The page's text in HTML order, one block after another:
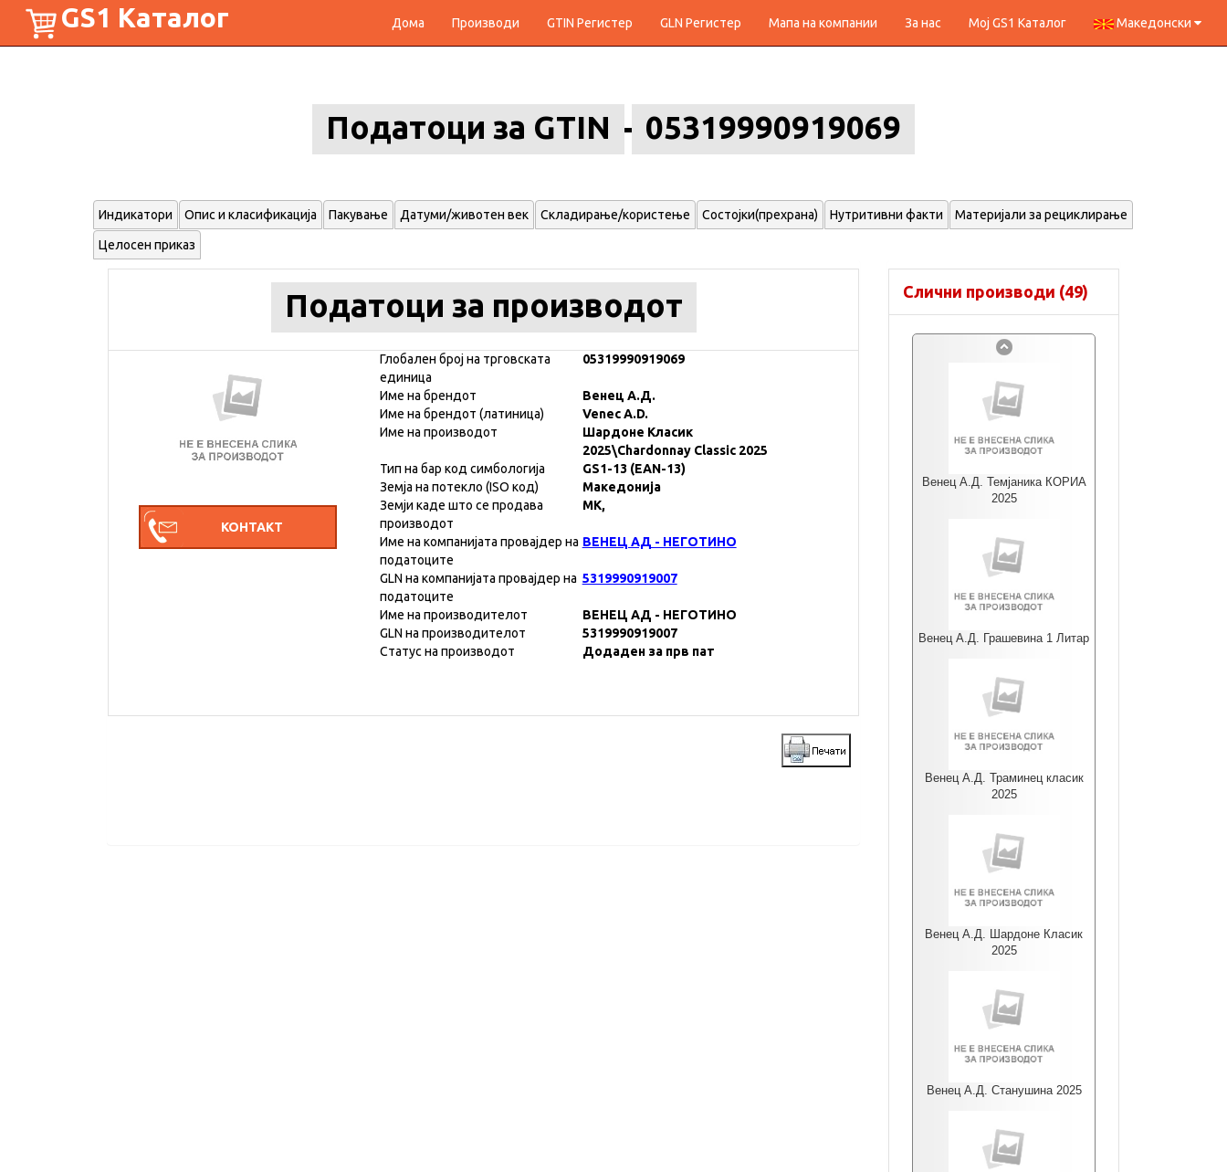
GS1 Каталог Дома Производи GTIN Регистер GLN Регистер Мапа на компании За нас Мој GS1 Каталог Македонски
Податоци за GTIN 05319990919069
Индикатори Опис и класификација Пакување Датуми/животен век Складирање/користење Состојки(прехрана) Нутритивни факти Материјали за рециклирање
Целосен приказ
Податоци за производот
Глобален број на трговската
единица
05319990919069
Име на брендот
Венец А.Д.
Име на брендот (латиница)
Venec A.D.
Име на производот
Шардоне Класик
2025\Chardonnay Classic 2025
Тип на бар код симбологија
GS1-13 (EAN-13)
Земја на потекло (ISO код)
Македонија
Земји каде што се продава
производот
MK,
Име на компанијата провајдер на
податоците
ВЕНЕЦ АД - НЕГОТИНО
GLN на компанијата провајдер на
податоците
5319990919007
Име на производителот
ВЕНЕЦ АД - НЕГОТИНО
GLN на производителот
5319990919007
Статус на производот
Додаден за прв пат
Слични производи (49)
Венец А.Д. Темјаника КОРИА
2025
Венец А.Д. Грашевина 1 Литар
Венец А.Д. Траминец класик
2025
Венец А.Д. Шардоне Класик
2025
Венец А.Д. Станушина 2025